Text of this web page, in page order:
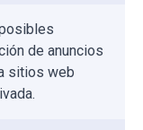
de anuncios
sitios web